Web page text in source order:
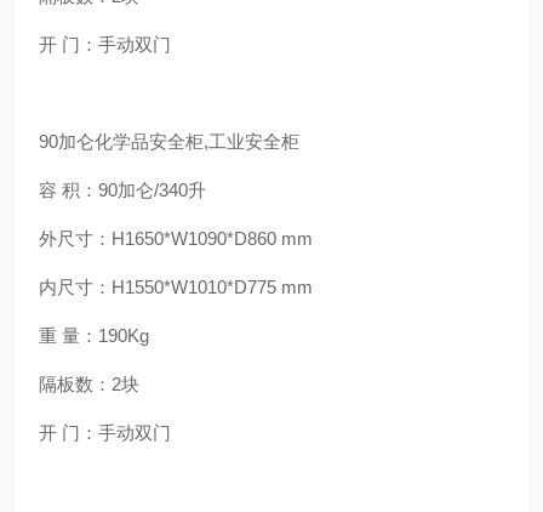
开 门：手动双门
90加仑化学品安全柜,工业安全柜
容 积：90加仑/340升
外尺寸：H1650*W1090*D860 mm
内尺寸：H1550*W1010*D775 mm
重 量：190Kg
隔板数：2块
开 门：手动双门